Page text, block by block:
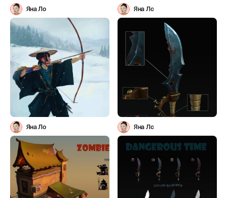
Яна Ло Яна Ло
Яна Ло Яна Ло